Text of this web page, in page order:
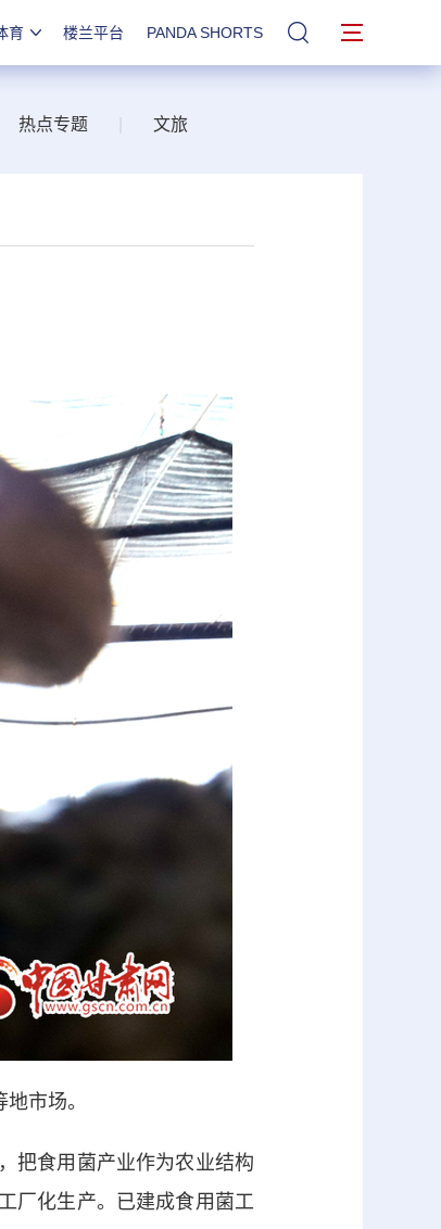
育 楼兰平台 PANDA SHORTS 站内搜索
热点专题 文旅
市场。
把食用菌产业作为农业结构
厂化生产。已建成食用菌工